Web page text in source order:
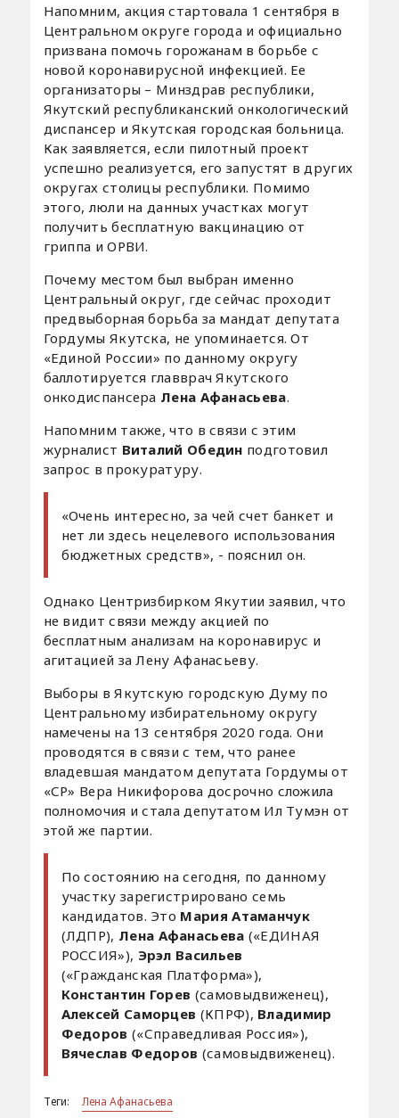
Напомним, акция стартовала 1 сентября в
Центральном округе города и официально
призвана помочь горожанам в борьбе с
новой коронавирусной инфекцией. Ее
организаторы – Минздрав республики,
Якутский республиканский онкологический
диспансер и Якутская городская больница.
Как заявляется, если пилотный проект
успешно реализуется, его запустят в других
округах столицы республики. Помимо
этого, люли на данных участках могут
получить бесплатную вакцинацию от
гриппа и ОРВИ.
Почему местом был выбран именно
Центральный округ, где сейчас проходит
предвыборная борьба за мандат депутата
Гордумы Якутска, не упоминается. От
«Единой России» по данному округу
баллотируется главврач Якутского
онкодиспансера Лена Афанасьева.
Напомним также, что в связи с этим
журналист Виталий Обедин подготовил
запрос в прокуратуру.
«Очень интересно, за чей счет банкет и
нет ли здесь нецелевого использования
бюджетных средств», - пояснил он.
Однако Центризбирком Якутии заявил, что
не видит связи между акцией по
бесплатным анализам на коронавирус и
агитацией за Лену Афанасьеву.
Выборы в Якутскую городскую Думу по
Центральному избирательному округу
намечены на 13 сентября 2020 года. Они
проводятся в связи с тем, что ранее
владевшая мандатом депутата Гордумы от
«СР» Вера Никифорова досрочно сложила
полномочия и стала депутатом Ил Тумэн от
этой же партии.
По состоянию на сегодня, по данному
участку зарегистрировано семь
кандидатов. Это Мария Атаманчук
(ЛДПР), Лена Афанасьева («ЕДИНАЯ
РОССИЯ»), Эрэл Васильев
(«Гражданская Платформа»),
Константин Горев (самовыдвиженец),
Алексей Саморцев (КПРФ), Владимир
Федоров («Справедливая Россия»),
Вячеслав Федоров (самовыдвиженец).
Теги: Лена Афанасьева